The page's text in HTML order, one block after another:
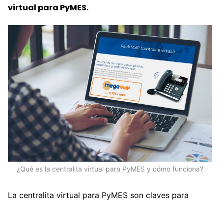
virtual para PyMES.
¿Qué es la centralita virtual para PyMES y cómo funciona?
La centralita virtual para PyMES son claves para